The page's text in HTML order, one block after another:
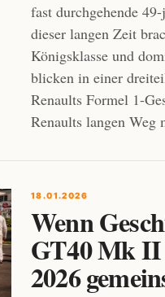
fast durchgehende
dieser langen Zeit
Königsklasse und
blicken in einer
Renaults Formel 1-
Renaults langen Weg
18.01.2026
Wenn
GT40 Mk II
2026